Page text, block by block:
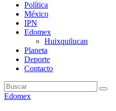
Política
México
IPN
Edomex
Huixquilucan
Planeta
Deporte
Contacto
Edomex